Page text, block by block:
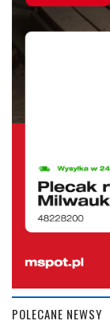
POLECANE NEWSY